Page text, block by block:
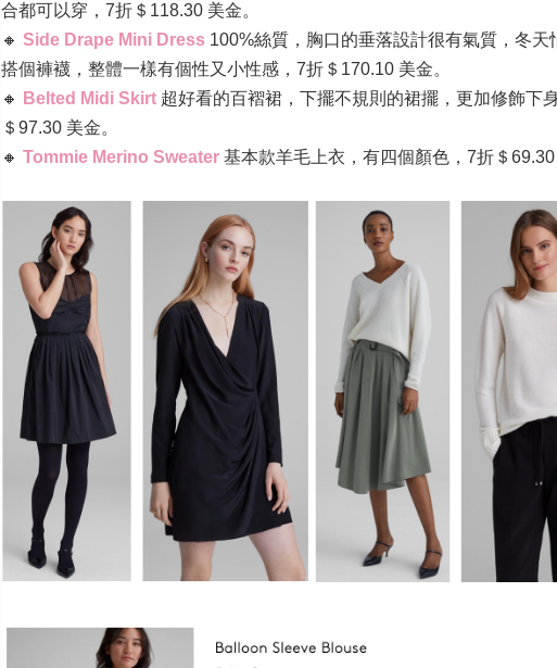
合都可以穿， 7折＄ 118.30 美金。
🔸 Side Drape Mini Dress 100%絲質，胸口的垂落設計很有氣質，冬天
搭個褲襪，整體一樣有個性又小性感， 7折＄ 170.10 美金。
🔸
Belted Midi Skirt 超好看的百褶裙，下擺不規則的裙擺，更加修飾下
＄ 97.30 美金。
🔸 Tommie Merino Sweater 基本款羊毛上衣，有四個顏色， 7折＄